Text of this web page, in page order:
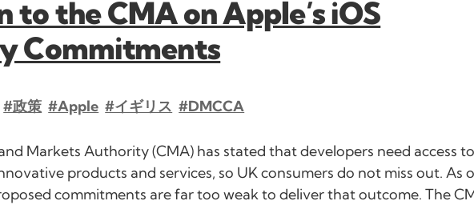
to the CMA on Apple’s iOS
Commitments
#政策 #Apple #イギリス #DMCCA
Markets Authority (CMA) has stated that developers need access
products and services, so UK consumers do not miss out. As
commitments are far too weak to deliver that outcome. The